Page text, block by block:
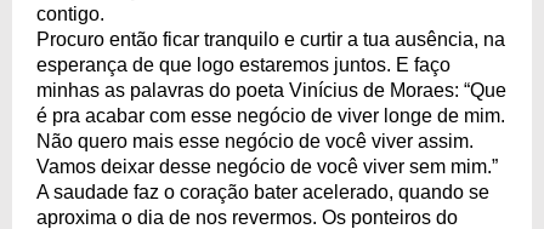
contigo.
Procuro então ficar tranquilo e curtir a tua ausência, na
esperança de que logo estaremos juntos. E faço
minhas as palavras do poeta Vinícius de Moraes: “Que
é pra acabar com esse negócio de viver longe de mim.
Não quero mais esse negócio de você viver assim.
Vamos deixar desse negócio de você viver sem mim.”
A saudade faz o coração bater acelerado, quando se
aproxima o dia de nos revermos. Os ponteiros do